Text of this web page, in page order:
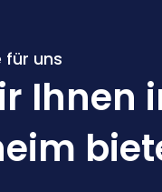
für uns
Ihnen